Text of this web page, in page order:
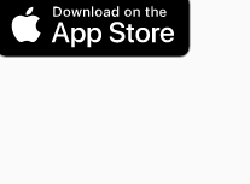
- Giá độc”, hãy cùng
sim tại ABSim như sau: